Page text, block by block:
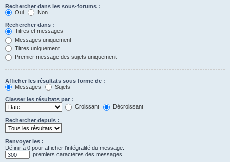
Rechercher dans les sous-forums :
Oui
Non
Rechercher dans :
Titres et messages
Messages uniquement
Titres uniquement
Premier message des sujets uniquement
Afficher les résultats sous forme de :
Messages
Sujets
Classer les résultats par :
Croissant
Décroissant
Rechercher depuis :
Renvoyer les :
Définir à 0 pour afficher l’intégralité du message.
premiers caractères des messages